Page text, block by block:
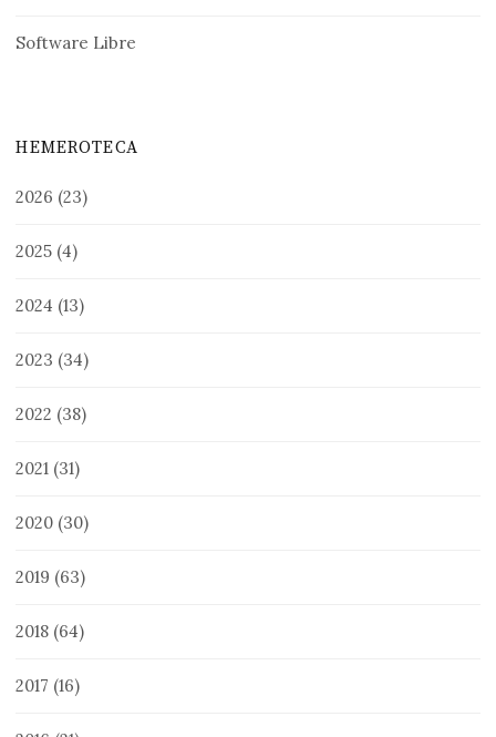
Software Libre
HEMEROTECA
2026 (23)
2025 (4)
2024 (13)
2023 (34)
2022 (38)
2021 (31)
2020 (30)
2019 (63)
2018 (64)
2017 (16)